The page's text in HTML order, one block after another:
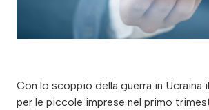
Con lo scoppio della guerra in Ucraina
per le piccole imprese nel primo